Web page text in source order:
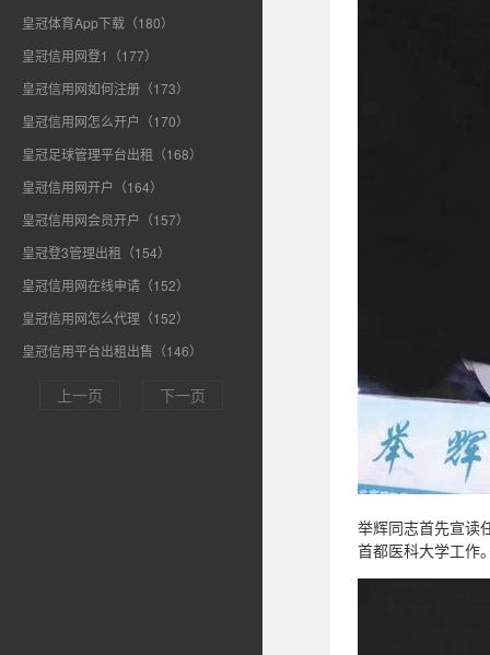
皇冠体育App下载（180）
皇冠信用网登1（177）
皇冠信用网如何注册（173）
皇冠信用网怎么开户（170）
皇冠足球管理平台出租（168）
皇冠信用网开户（164）
皇冠信用网会员开户（157）
皇冠登3管理出租（154）
皇冠信用网在线申请（152）
皇冠信用网怎么代理（152）
皇冠信用平台出租出售（146）
上一页 下一页
举辉同志首先宣读
首都医科大学工作